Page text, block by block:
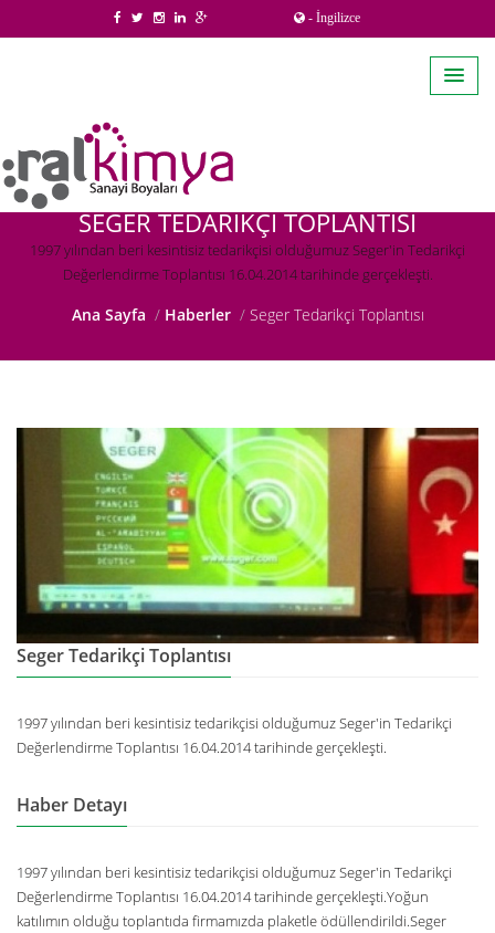
- İngilizce
SEGER TEDARIKÇI TOPLANTISI
1997 yılından beri kesintisiz tedarikçisi olduğumuz Seger'in Tedarikçi
Değerlendirme Toplantısı 16.04.2014 tarihinde gerçekleşti.
Ana Sayfa Haberler Seger Tedarikçi Toplantısı
Seger Tedarikçi Toplantısı
1997 yılından beri kesintisiz tedarikçisi olduğumuz Seger'in Tedarikçi
Değerlendirme Toplantısı 16.04.2014 tarihinde gerçekleşti.
Haber Detayı
1997 yılından beri kesintisiz tedarikçisi olduğumuz Seger'in Tedarikçi
Değerlendirme Toplantısı 16.04.2014 tarihinde gerçekleşti.Yoğun
katılımın olduğu toplantıda firmamızda plaketle ödüllendirildi.Seger